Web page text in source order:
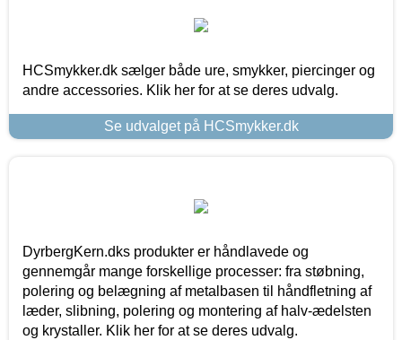
HCSmykker.dk sælger både ure, smykker, piercinger og
andre accessories. Klik her for at se deres udvalg.
Se udvalget på HCSmykker.dk
DyrbergKern.dks produkter er håndlavede og
gennemgår mange forskellige processer: fra støbning,
polering og belægning af metalbasen til håndfletning af
læder, slibning, polering og montering af halv-ædelsten
og krystaller. Klik her for at se deres udvalg.